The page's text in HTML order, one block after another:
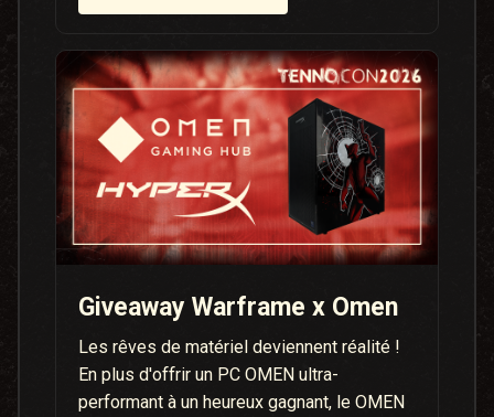
Giveaway Warframe x Omen
Les rêves de matériel deviennent réalité !
En plus d'offrir un PC OMEN ultra-
performant à un heureux gagnant, le OMEN